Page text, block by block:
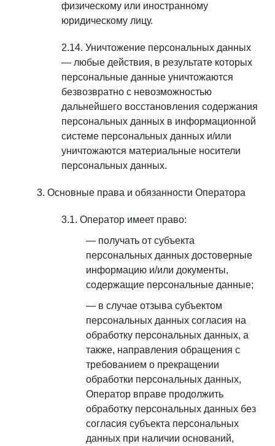
физическому или иностранному
юридическому лицу.
Уничтожение персональных данных
— любые действия, в результате которых
персональные данные уничтожаются
безвозвратно с невозможностью
дальнейшего восстановления содержания
персональных данных в информационной
системе персональных данных и/или
уничтожаются материальные носители
персональных данных.
Основные права и обязанности Оператора
Оператор имеет право:
получать от субъекта
персональных данных достоверные
информацию и/или документы,
содержащие персональные данные;
в случае отзыва субъектом
персональных данных согласия на
обработку персональных данных, а
также, направления обращения с
требованием о прекращении
обработки персональных данных,
Оператор вправе продолжить
обработку персональных данных без
согласия субъекта персональных
данных при наличии оснований,